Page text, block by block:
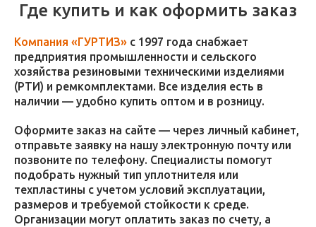
Где купить и как оформить заказ
Компания «ГУРТИЗ» с 1997 года снабжает
предприятия промышленности и сельского
хозяйства резиновыми техническими изделиями
(РТИ) и ремкомплектами. Все изделия есть в
наличии — удобно купить оптом и в розницу.
Оформите заказ на сайте — через личный кабинет,
отправьте заявку на нашу электронную почту или
позвоните по телефону. Специалисты помогут
подобрать нужный тип уплотнителя или
техпластины с учетом условий эксплуатации,
размеров и требуемой стойкости к среде.
Организации могут оплатить заказ по счету, а